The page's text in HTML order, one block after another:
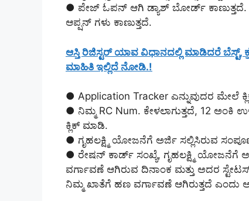
● ಪೇಜ್ ಓಪನ್ ಆಗಿ ಡ್ಯಾಶ್ ಬೋರ್ಡ್ ಕಾಣುತ್ತದೆ.
ಆಪ್ಷನ್ ಗಳು ಕಾಣುತ್ತದೆ.
ಆಸ್ತಿ ರಿಜಿಸ್ಟರ್ ಯಾವ ವಿಧಾನದಲ್ಲಿ ಮಾಡಿದರೆ ಬೆಸ್ಟ್,
ಮಾಹಿತಿ ಇಲ್ಲಿದೆ ನೋಡಿ.!
● Application Tracker ಎನ್ನುವುದರ ಮೇಲೆ
● ನಿಮ್ಮ RC Num. ಕೇಳಲಾಗುತ್ತದೆ, 12
ಕ್ಲಿಕ್ ಮಾಡಿ.
● ಗೃಹಲಕ್ಷ್ಮಿ ಯೋಜನೆಗೆ ಅರ್ಜಿ ಸಲ್ಲಿಸಿರುವ
● ರೇಷನ್ ಕಾರ್ಡ್ ಸಂಖ್ಯೆ, ಗೃಹಲಕ್ಷ್ಮಿ ಯೋಜನೆಗೆ
ವರ್ಗಾವಣೆ ಆಗಿರುವ ದಿನಾಂಕ ಮತ್ತು ಅದರ
ನಿಮ್ಮ ಖಾತೆಗೆ ಹಣ ವರ್ಗಾವಣೆ ಆಗಿರುತ್ತದೆ ಎಂದು